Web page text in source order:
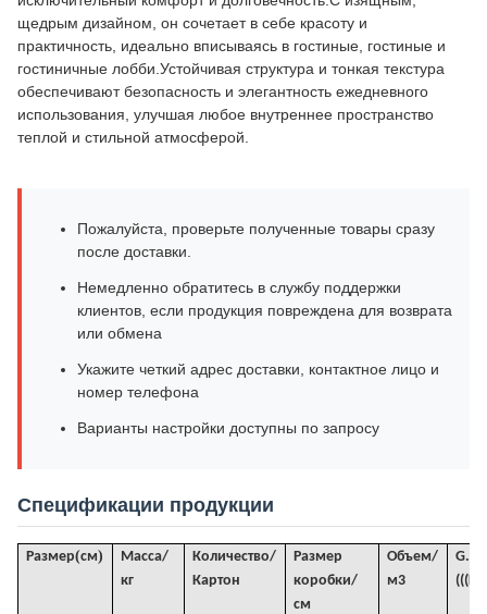
щедрым дизайном, он сочетает в себе красоту и
практичность, идеально вписываясь в гостиные, гостиные и
гостиничные лобби.Устойчивая структура и тонкая текстура
обеспечивают безопасность и элегантность ежедневного
использования, улучшая любое внутреннее пространство
теплой и стильной атмосферой.
Пожалуйста, проверьте полученные товары сразу
после доставки.
Немедленно обратитесь в службу поддержки
клиентов, если продукция повреждена для возврата
или обмена
Укажите четкий адрес доставки, контактное лицо и
номер телефона
Варианты настройки доступны по запросу
Спецификации продукции
Размер(см)
Масса/
кг
Количество/
Картон
Размер
коробки/
см
Объем/
м3
G.